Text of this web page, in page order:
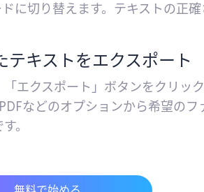
に切り替えます。テキストの正
テキストをエクスポート
エクスポート」ボタンをクリッ
などのオプションから希望の
。